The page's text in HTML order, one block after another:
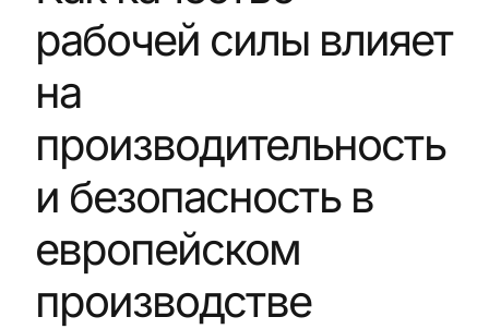
рабочей силы влияет
на
производительность
и безопасность в
европейском
производстве